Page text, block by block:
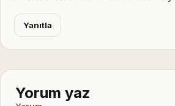
Yanıtla
Yorum yaz